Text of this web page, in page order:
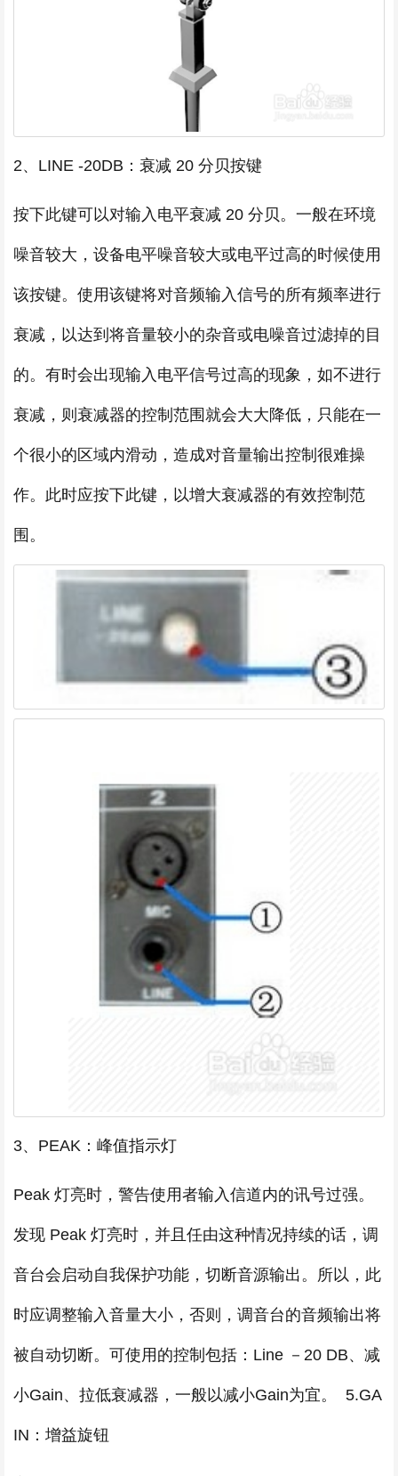
2、LINE -20DB：衰减 20 分贝按键
按下此键可以对输入电平衰减 20 分贝。一般在环境
噪音较大，设备电平噪音较大或电平过高的时候使用
该按键。使用该键将对音频输入信号的所有频率进行
衰减，以达到将音量较小的杂音或电噪音过滤掉的目
的。有时会出现输入电平信号过高的现象，如不进行
衰减，则衰减器的控制范围就会大大降低，只能在一
个很小的区域内滑动，造成对音量输出控制很难操
作。此时应按下此键，以增大衰减器的有效控制范
围。
3、PEAK：峰值指示灯
Peak 灯亮时，警告使用者输入信道内的讯号过强。
发现 Peak 灯亮时，并且任由这种情况持续的话，调
音台会启动自我保护功能，切断音源输出。所以，此
时应调整输入音量大小，否则，调音台的音频输出将
被自动切断。可使用的控制包括：Line －20 DB、减
小Gain、拉低衰减器，一般以减小Gain为宜。 5.GA
IN：增益旋钮